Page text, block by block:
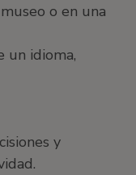
o en una
un idioma,
y